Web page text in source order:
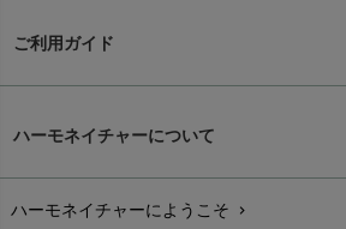
ご利用ガイド
配送と送料chevron_right
ハーモネイチャーについて
ハーモネイチャーにようこそ chevron_right